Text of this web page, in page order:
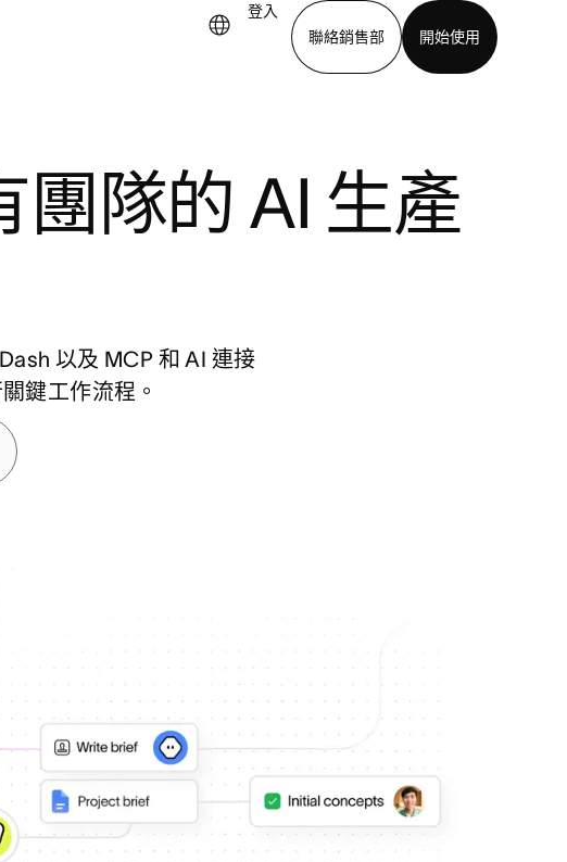
登入
聯絡銷售部
開始使用
隊的 AI 生產
以及 MCP 和 AI 連接
鍵工作流程。